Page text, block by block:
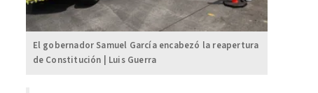
El gobernador Samuel García encabezó la reapertura
de Constitución | Luis Guerra